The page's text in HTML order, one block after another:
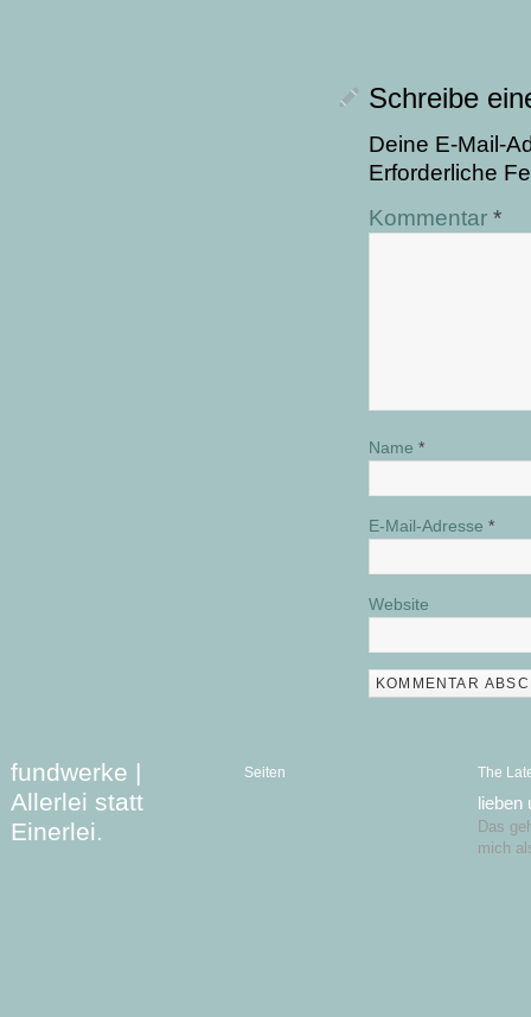
Schreibe
Deine E-Mail-
Erforderliche
Kommentar *
Name *
E-Mail-Adresse *
Website
fundwerke |
Allerlei statt
Einerlei.
Seiten The
lieben
Das
mich